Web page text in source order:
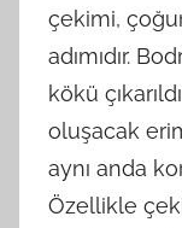
çekimi,
adımıdır.
kökü
oluşacak
aynı anda
Özellikle